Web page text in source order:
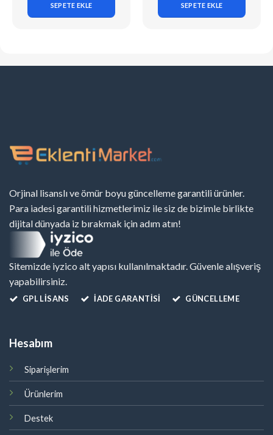
SEPETE EKLE SEPETE EKLE
Orjinal lisanslı ve ömür boyu güncelleme garantili ürünler.
Para iadesi garantili hizmetlerimiz ile siz de bizimle birlikte
dijital dünyada iz bırakmak için adım atın!
Sitemizde iyzico alt yapısı kullanılmaktadır. Güvenle alışveriş
yapabilirsiniz.
GPL LISANS İADE GARANTİSİ GÜNCELLEME
Hesabım
Siparişlerim
Ürünlerim
Destek